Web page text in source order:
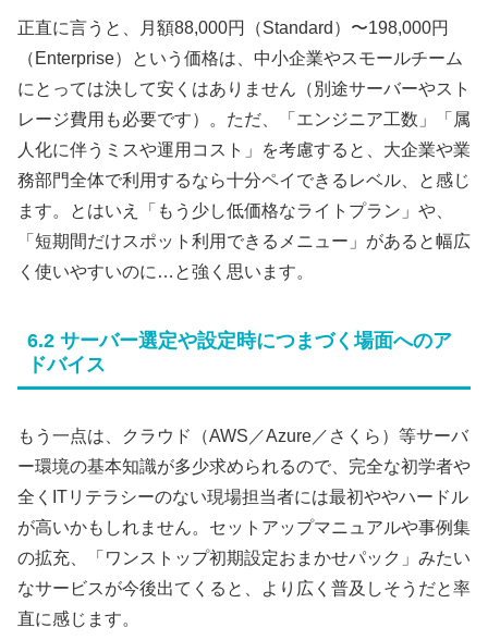
正直に言うと、月額88,000円（Standard）〜198,000円
（Enterprise）という価格は、中小企業やスモールチーム
にとっては決して安くはありません（別途サーバーやスト
レージ費用も必要です）。ただ、「エンジニア工数」「属
人化に伴うミスや運用コスト」を考慮すると、大企業や業
務部門全体で利用するなら十分ペイできるレベル、と感じ
ます。とはいえ「もう少し低価格なライトプラン」や、
「短期間だけスポット利用できるメニュー」があると幅広
く使いやすいのに…と強く思います。
6.2 サーバー選定や設定時につまづく場面へのア
ドバイス
もう一点は、クラウド（AWS／Azure／さくら）等サーバ
ー環境の基本知識が多少求められるので、完全な初学者や
全くITリテラシーのない現場担当者には最初ややハードル
が高いかもしれません。セットアップマニュアルや事例集
の拡充、「ワンストップ初期設定おまかせパック」みたい
なサービスが今後出てくると、より広く普及しそうだと率
直に感じます。